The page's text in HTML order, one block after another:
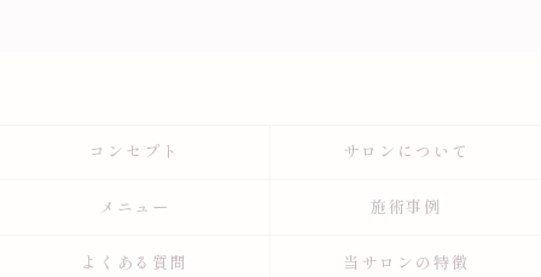
コンセプト サロンについて
メニュー 施術事例
よくある質問 当サロンの特徴